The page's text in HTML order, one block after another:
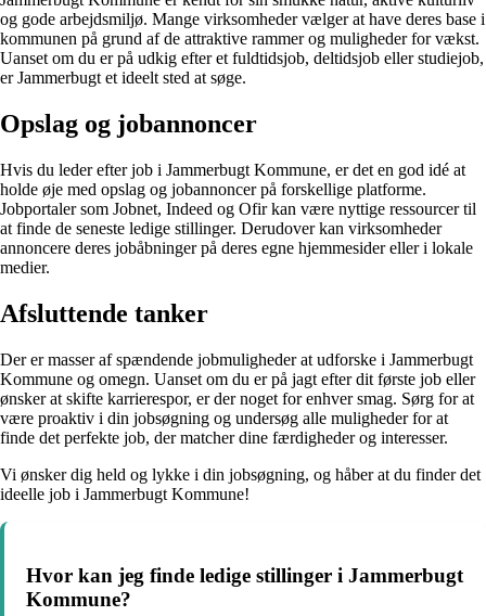
og gode arbejdsmiljø. Mange virksomheder vælger at have deres base i
kommunen på grund af de attraktive rammer og muligheder for vækst.
Uanset om du er på udkig efter et fuldtidsjob, deltidsjob eller studiejob,
er Jammerbugt et ideelt sted at søge.
Opslag og jobannoncer
Hvis du leder efter job i Jammerbugt Kommune, er det en god idé at
holde øje med opslag og jobannoncer på forskellige platforme.
Jobportaler som Jobnet, Indeed og Ofir kan være nyttige ressourcer til
at finde de seneste ledige stillinger. Derudover kan virksomheder
annoncere deres jobåbninger på deres egne hjemmesider eller i lokale
medier.
Afsluttende tanker
Der er masser af spændende jobmuligheder at udforske i Jammerbugt
Kommune og omegn. Uanset om du er på jagt efter dit første job eller
ønsker at skifte karrierespor, er der noget for enhver smag. Sørg for at
være proaktiv i din jobsøgning og undersøg alle muligheder for at
finde det perfekte job, der matcher dine færdigheder og interesser.
Vi ønsker dig held og lykke i din jobsøgning, og håber at du finder det
ideelle job i Jammerbugt Kommune!
Hvor kan jeg finde ledige stillinger i Jammerbugt
Kommune?